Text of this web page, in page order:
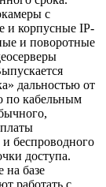
с
и корпусные IP-
и поворотные
дальностью от
по кабельным
беспроводного
доступа.
на базе